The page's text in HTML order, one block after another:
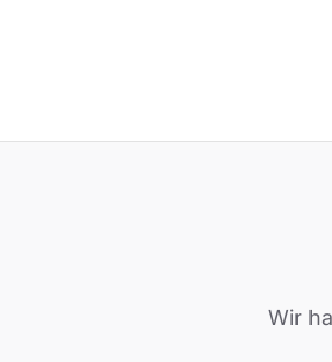
Wir